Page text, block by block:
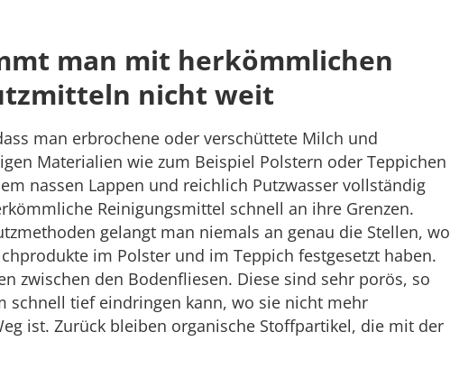
man mit herkömmlichen
nicht weit
man erbrochene oder verschüttete Milch und
Materialien wie zum Beispiel Polstern oder Teppichen
nassen Lappen und reichlich Putzwasser vollständig
Reinigungsmittel schnell an ihre Grenzen.
gelangt man niemals an genau die Stellen, wo
im Polster und im Teppich festgesetzt haben.
zwischen den Bodenfliesen. Diese sind sehr porös, so
schnell tief eindringen kann, wo sie nicht mehr
ist. Zurück bleiben organische Stoffpartikel, die mit der